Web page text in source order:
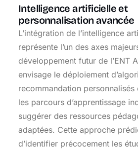
Intelligence artificielle et
personnalisation avancée
L’intégration de l’intelligence
représente l’un des axes
développement futur de l’ENT
envisage le déploiement
recommandation personnalisés
les parcours d’apprentissage
suggérer des ressources
adaptées. Cette approche
d’identifier précocement les